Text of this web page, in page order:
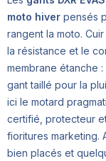
moto hiver pensés
rangent la moto.
la résistance et le
membrane étanche
gant taillé pour la
ici le motard
certifié, protecteur
fioritures marketing.
bien placés et